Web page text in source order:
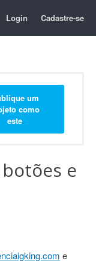
Login Cadastre-se
um
como
este
e
e